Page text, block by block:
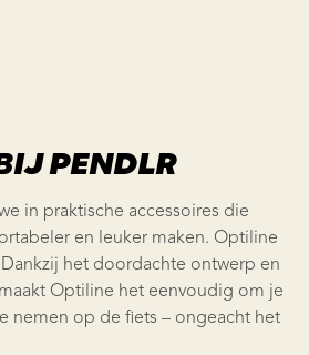
PENDLR
in praktische accessoires die
en leuker maken. Optiline
het doordachte ontwerp en
Optiline het eenvoudig om je
nemen op de fiets – ongeacht het